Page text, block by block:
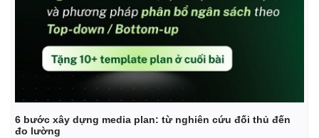
6 bước xây dựng media plan: từ nghiên cứu đối thủ đến
đo lường